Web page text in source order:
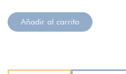
Añadir al carrito